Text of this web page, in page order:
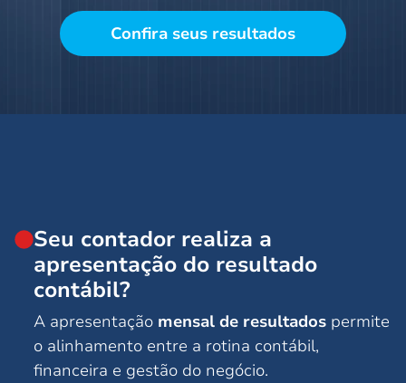
Confira seus resultados
Seu contador realiza a
apresentação do resultado
contábil?
A apresentação mensal de resultados permite
o alinhamento entre a rotina contábil,
financeira e gestão do negócio.